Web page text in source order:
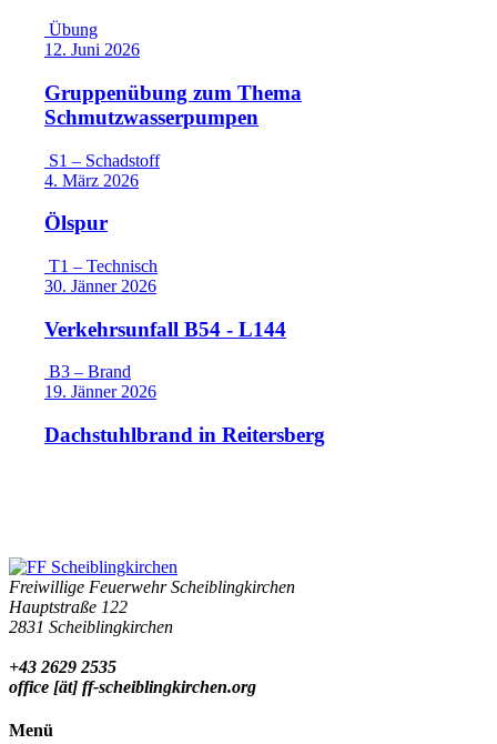
Übung
12. Juni 2026
Gruppenübung zum Thema
Schmutzwasserpumpen
S1 – Schadstoff
4. März 2026
Ölspur
T1 – Technisch
30. Jänner 2026
Verkehrsunfall B54 - L144
B3 – Brand
19. Jänner 2026
Dachstuhlbrand in Reitersberg
Freiwillige Feuerwehr Scheiblingkirchen
Hauptstraße 122
2831 Scheiblingkirchen
+43 2629 2535
office [ät] ff-scheiblingkirchen.org
Menü